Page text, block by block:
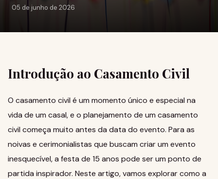
05 de junho de 2026
Introdução ao Casamento Civil
O casamento civil é um momento único e especial na
vida de um casal, e o planejamento de um casamento
civil começa muito antes da data do evento. Para as
noivas e cerimonialistas que buscam criar um evento
inesquecível, a festa de 15 anos pode ser um ponto de
partida inspirador. Neste artigo, vamos explorar como a